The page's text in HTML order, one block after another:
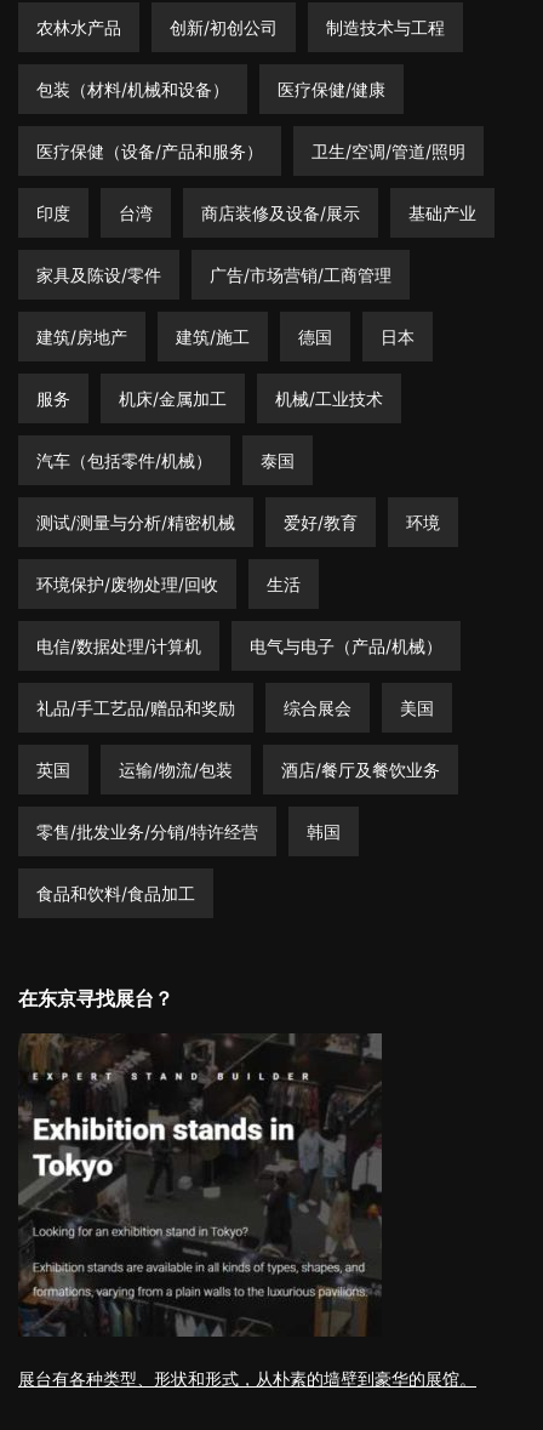
农林水产品 创新/初创公司 制造技术与工程
包装（材料/机械和设备） 医疗保健/健康
医疗保健（设备/产品和服务） 卫生/空调/管道/照明
印度 台湾 商店装修及设备/展示 基础产业
家具及陈设/零件 广告/市场营销/工商管理
建筑/房地产 建筑/施工 德国 日本
服务 机床/金属加工 机械/工业技术
汽车（包括零件/机械） 泰国
测试/测量与分析/精密机械 爱好/教育 环境
环境保护/废物处理/回收 生活
电信/数据处理/计算机 电气与电子（产品/机械）
礼品/手工艺品/赠品和奖励 综合展会 美国
英国 运输/物流/包装 酒店/餐厅及餐饮业务
零售/批发业务/分销/特许经营 韩国
食品和饮料/食品加工
在东京寻找展台？
展台有各种类型、形状和形式，从朴素的墙壁到豪华的展馆。